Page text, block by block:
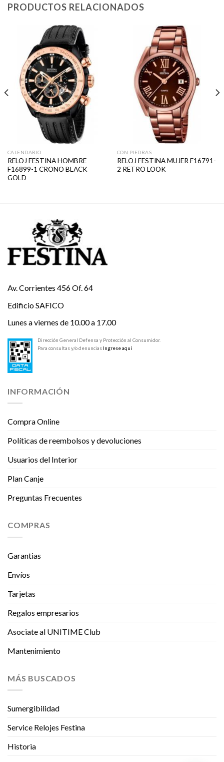
PRODUCTOS RELACIONADOS
CALENDARIO
RELOJ FESTINA HOMBRE
F16899-1 CRONO BLACK
GOLD
CON PIEDRAS
RELOJ FESTINA MUJER F16791-
2 RETRO LOOK
Av. Corrientes 456 Of. 64
Edificio SAFICO
Lunes a viernes de 10.00 a 17.00
Dirección General Defensa y Protección al Consumidor.
Para consultas y/o denuncias Ingrese aquí
INFORMACIÓN
Compra Online
Políticas de reembolsos y devoluciones
Usuarios del Interior
Plan Canje
Preguntas Frecuentes
COMPRAS
Garantias
Envíos
Tarjetas
Regalos empresarios
Asociate al UNITIME Club
Mantenimiento
MÁS BUSCADOS
Sumergibilidad
Service Relojes Festina
Historia